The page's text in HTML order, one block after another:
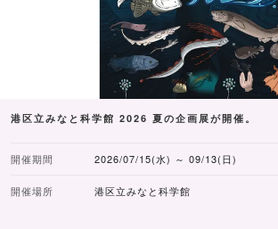
港区立みなと科学館 2026 夏の企画展が開催。
開催期間 2026/07/15(水) ～ 09/13(日)
開催場所 港区立みなと科学館